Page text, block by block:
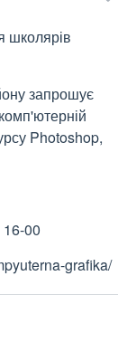
школярів
запрошує
Photoshop,
16-00
grafika/